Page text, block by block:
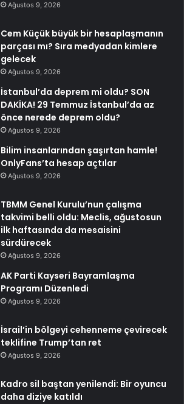
Ağustos 9, 2026
Cem Küçük büyük bir hesaplaşmanın
parçası mı? Sıra medyadan kimlere
gelecek
Ağustos 9, 2026
İstanbul’da deprem mi oldu? SON
DAKİKA! 29 Temmuz İstanbul’da az
önce nerede deprem oldu?
Ağustos 9, 2026
Bilim insanlarından şaşırtan hamle!
OnlyFans’ta hesap açtılar
Ağustos 9, 2026
TBMM Genel Kurulu’nun çalışma
takvimi belli oldu: Meclis, ağustosun
ilk haftasında da mesaisini
sürdürecek
Ağustos 9, 2026
AK Parti Kayseri Bayramlaşma
Programı Düzenledi
Ağustos 9, 2026
İsrail’in bölgeyi cehenneme çevirecek
teklifine Trump’tan ret
Ağustos 9, 2026
Kadro sil baştan yenilendi: Bir oyuncu
daha diziye katıldı